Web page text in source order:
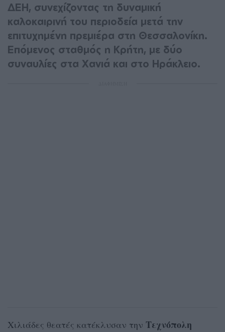
ΔΕΗ, συνεχίζοντας τη δυναμική
καλοκαιρινή του περιοδεία μετά την
επιτυχημένη πρεμιέρα στη Θεσσαλονίκη.
Επόμενος σταθμός η Κρήτη, με δύο
συναυλίες στα Χανιά και στο Ηράκλειο.
Χιλιάδες θεατές κατέκλυσαν την Τεχνόπολη